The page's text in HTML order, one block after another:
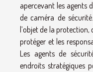
apercevant les agents
de caméra de
l’objet de la
protéger et les
Les agents de
endroits stratégiques